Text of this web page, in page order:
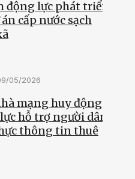
động lực phát triển
cấp nước sạch
05/2026
mạng huy động
hỗ trợ người dân
thông tin thuê